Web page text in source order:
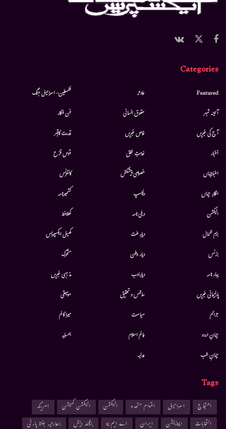
Categories
Featured
آئینہ شہر
آج کی خبریں
أخبار
اخبارجہاں
افکارِ جہاں
الیکشن
بزم شمال
بزنس
بہار نامہ
پارلیمانی خبریں
جرائم
جہانِ اردو
جہانِ طب
حادثہ
حقوق انسانی
خاص خبریں
خدمتِ خلق
خصوصی پیشکش
دلچسپ
دہلی نامہ
دیارِ ملت
دیار وطن
دیارِادب
سائنس و تحقیق
سیاست
عالم اسلام
عدلیہ
فلسطین- اسرائیل جنگ
فن فنکار
قدرت کاقہر
قوس قزح
کانفرنس
کشمیرنامہ
کھلاخط
کھیل ایکسپریس
متحرك
مذہبی خبریں
موسيقى
میرا کالم
ہمسایہ
Tags
احتجاج اسرائیل اقوام متحدہ الیکشن الیکشن کمیشن
امریکہ
انتخابات
اپوزیشن ایران اے ایم یو بنگلہ دیش بھارتیہ جنتا پارٹی